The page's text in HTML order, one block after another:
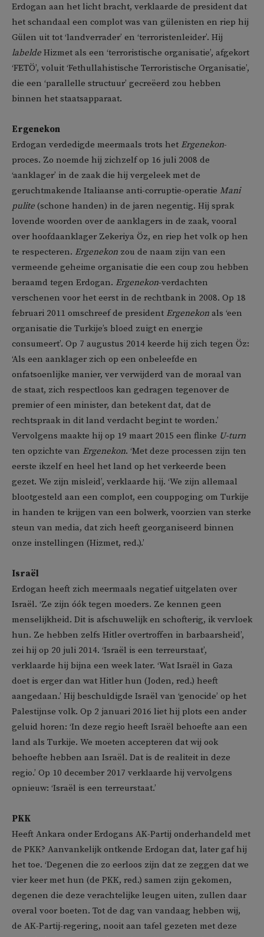
Erdogan aan het licht bracht, verklaarde de president dat
het schandaal een complot was van gülenisten en riep hij
Gülen uit tot ‘landverrader’ en ‘terroristenleider’. Hij
labelde Hizmet als een ‘terroristische organisatie’, afgekort
‘FETÖ’, voluit ‘Fethullahistische Terroristische Organisatie’,
die een ‘parallelle structuur’ gecreëerd zou hebben
binnen het staatsapparaat.
Ergenekon
Erdogan verdedigde meermaals trots het Ergenekon-
proces. Zo noemde hij zichzelf op 16 juli 2008 de
‘aanklager’ in de zaak die hij vergeleek met de
geruchtmakende Italiaanse anti-corruptie-operatie Mani
pulite (schone handen) in de jaren negentig. Hij sprak
lovende woorden over de aanklagers in de zaak, vooral
over hoofdaanklager Zekeriya Öz, en riep het volk op hen
te respecteren. Ergenekon zou de naam zijn van een
vermeende geheime organisatie die een coup zou hebben
beraamd tegen Erdogan. Ergenekon-verdachten
verschenen voor het eerst in de rechtbank in 2008. Op 18
februari 2011 omschreef de president Ergenekon als ‘een
organisatie die Turkije’s bloed zuigt en energie
consumeert’. Op 7 augustus 2014 keerde hij zich tegen Öz:
‘Als een aanklager zich op een onbeleefde en
onfatsoenlijke manier, ver verwijderd van de moraal van
de staat, zich respectloos kan gedragen tegenover de
premier of een minister, dan betekent dat, dat de
rechtspraak in dit land verdacht begint te worden.’
Vervolgens maakte hij op 19 maart 2015 een flinke U-turn
ten opzichte van Ergenekon. ‘Met deze processen zijn ten
eerste ikzelf en heel het land op het verkeerde been
gezet. We zijn misleid’, verklaarde hij. ‘We zijn allemaal
blootgesteld aan een complot, een couppoging om Turkije
in handen te krijgen van een bolwerk, voorzien van sterke
steun van media, dat zich heeft georganiseerd binnen
onze instellingen (Hizmet, red.).’
Israël
Erdogan heeft zich meermaals negatief uitgelaten over
Israël. ‘Ze zijn óók tegen moeders. Ze kennen geen
menselijkheid. Dit is afschuwelijk en schofterig, ik vervloek
hun. Ze hebben zelfs Hitler overtroffen in barbaarsheid’,
zei hij op 20 juli 2014. ‘Israël is een terreurstaat’,
verklaarde hij bijna een week later. ‘Wat Israël in Gaza
doet is erger dan wat Hitler hun (Joden, red.) heeft
aangedaan.’ Hij beschuldigde Israël van ‘genocide’ op het
Palestijnse volk. Op 2 januari 2016 liet hij plots een ander
geluid horen: ‘In deze regio heeft Israël behoefte aan een
land als Turkije. We moeten accepteren dat wij ook
behoefte hebben aan Israël. Dat is de realiteit in deze
regio.’ Op 10 december 2017 verklaarde hij vervolgens
opnieuw: ‘Israël is een terreurstaat.’
PKK
Heeft Ankara onder Erdogans AK-Partij onderhandeld met
de PKK? Aanvankelijk ontkende Erdogan dat, later gaf hij
het toe. ‘Degenen die zo eerloos zijn dat ze zeggen dat we
vier keer met hun (de PKK, red.) samen zijn gekomen,
degenen die deze verachtelijke leugen uiten, zullen daar
overal voor boeten. Tot de dag van vandaag hebben wij,
de AK-Partij-regering, nooit aan tafel gezeten met deze